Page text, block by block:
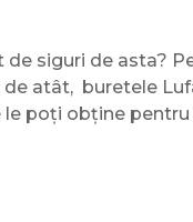
siguri de asta?
atât, buretele
le poți obține